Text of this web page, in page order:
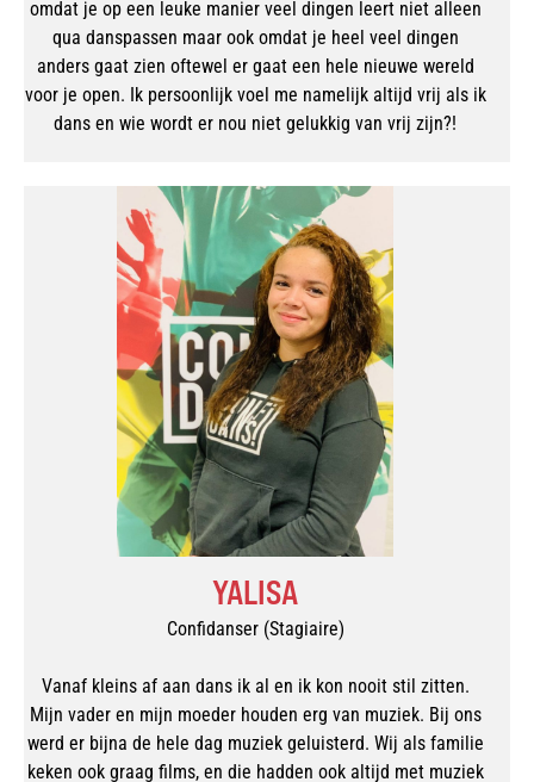
omdat je op een leuke manier veel dingen leert niet alleen
qua danspassen maar ook omdat je heel veel dingen
anders gaat zien oftewel er gaat een hele nieuwe wereld
voor je open. Ik persoonlijk voel me namelijk altijd vrij als ik
dans en wie wordt er nou niet gelukkig van vrij zijn?!
YALISA
Confidanser (Stagiaire)
Vanaf kleins af aan dans ik al en ik kon nooit stil zitten.
Mijn vader en mijn moeder houden erg van muziek. Bij ons
werd er bijna de hele dag muziek geluisterd. Wij als familie
keken ook graag films, en die hadden ook altijd met muziek